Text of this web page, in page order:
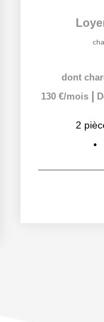
dont
130 €/mois
2